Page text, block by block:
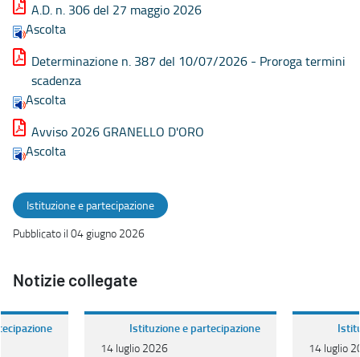
A.D. n. 306 del 27 maggio 2026
Ascolta
Determinazione n. 387 del 10/07/2026 - Proroga termini
scadenza
Ascolta
Avviso 2026 GRANELLO D'ORO
Ascolta
Istituzione e partecipazione
Pubblicato il 04 giugno 2026
Notizie collegate
Istituzione e partecipazione
14 luglio 2026
14 luglio